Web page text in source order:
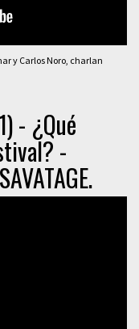
y Carlos Noro, charlan
- ¿Qué
-